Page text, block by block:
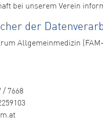
bei unserem Verein
der
Allgemeinmedizin
/ 7668